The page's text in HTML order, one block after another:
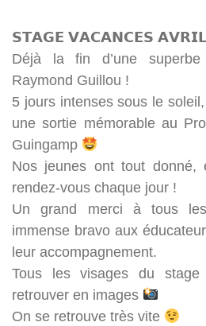
𝗦𝗧𝗔𝗚𝗘 𝗩𝗔𝗖𝗔𝗡𝗖𝗘𝗦 𝗔𝗩𝗥𝗜𝗟
Déjà la fin d’une
Raymond Guillou !
5 jours intenses sous le
une sortie mémorable au
Guingamp
Nos jeunes ont tout
rendez-vous chaque jour !
Un grand merci à tous
immense bravo aux
leur accompagnement.
Tous les visages du
retrouver en images
On se retrouve très vite